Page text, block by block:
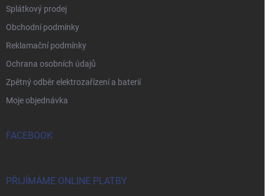
Splátkový prodej
Obchodní podmínky
Reklamační podmínky
Ochrana osobních údajů
Zpětný odběr elektrozařízení a baterií
Moje objednávka
FACEBOOK
PŘIJÍMÁME ONLINE PLATBY